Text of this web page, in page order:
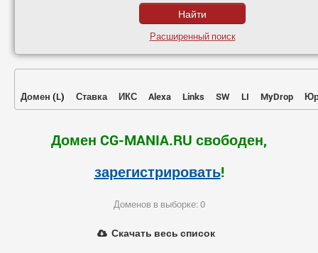
Расширенный поиск
Домен (L) Ставка ИКС Alexa Links SW LI MyDrop
Домен CG-MANIA.RU свободен,
зарегистрировать!
Доменов в выборке: 0
Скачать весь список